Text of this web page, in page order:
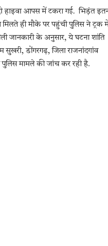
हाइवा आपस में टकरा गई. भिड़ंत
ही मौके पर पहुंची पुलिस ने ट्रक
जानकारी के अनुसार, ये घटना शांति
सुखरी, डोंगरगढ़, जिला राजनांदगांव
पुलिस मामले की जांच कर रही है.